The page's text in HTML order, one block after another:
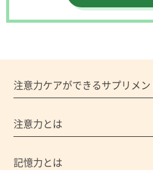
注意力ケアができるサプリメ
注意力とは
記憶力とは